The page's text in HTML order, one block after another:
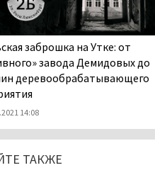
Директора уральского
предприятия по
производству дронов
подорвали в автомобиле
17:05
Эксперты назвали
рыбы в Свердловской
заброшка на Утке: от
завода Демидовых до
деревообрабатывающего
14:08
ТАКЖЕ